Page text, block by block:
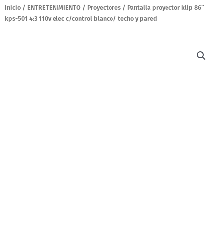
p
k
a
m
Inicio / ENTRETENIMIENTO / Proyectores / Pantalla proyector klip 86″
kps-501 4:3 110v elec c/control blanco/ techo y pared